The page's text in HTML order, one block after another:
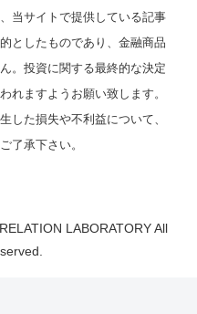
当サイトで提供している記事
としたものであり、金融商品
。投資に関する最終的な決定
れますようお願い致します。
した損失や不利益について、
了承下さい。
LABORATORY All